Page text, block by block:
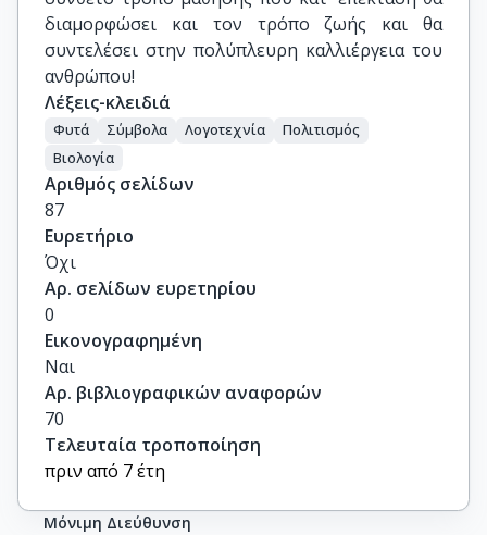
διαμορφώσει και τον τρόπο ζωής και θα
συντελέσει στην πολύπλευρη καλλιέργεια του
ανθρώπου!
Λέξεις-κλειδιά
Φυτά Σύμβολα Λογοτεχνία
Πολιτισμός
Βιολογία
Αριθμός σελίδων
87
Ευρετήριο
Όχι
Αρ. σελίδων ευρετηρίου
0
Εικονογραφημένη
Ναι
Αρ. βιβλιογραφικών αναφορών
70
Τελευταία τροποποίηση
πριν από 7 έτη
Μόνιμη Διεύθυνση